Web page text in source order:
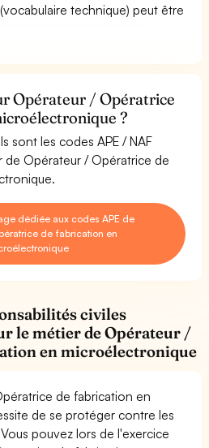
technique) peut être
Opérateur / Opératrice
?
sont les codes APE / NAF
de Opérateur / Opératrice de
dédiée aux codes APE de
de fabrication en
civiles
le métier de Opérateur /
en microélectronique
de fabrication en
de se protéger contre les
pouvez lors de l'exercice